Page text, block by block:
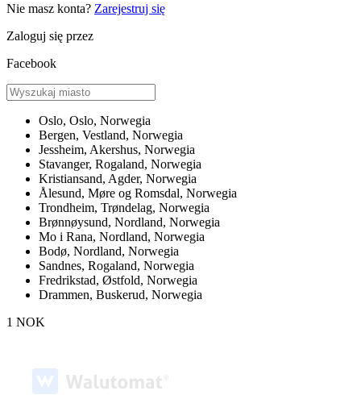
Nie masz konta? Zarejestruj się
Zaloguj się przez
Facebook
Oslo, Oslo, Norwegia
Bergen, Vestland, Norwegia
Jessheim, Akershus, Norwegia
Stavanger, Rogaland, Norwegia
Kristiansand, Agder, Norwegia
Ålesund, Møre og Romsdal, Norwegia
Trondheim, Trøndelag, Norwegia
Brønnøysund, Nordland, Norwegia
Mo i Rana, Nordland, Norwegia
Bodø, Nordland, Norwegia
Sandnes, Rogaland, Norwegia
Fredrikstad, Østfold, Norwegia
Drammen, Buskerud, Norwegia
1 NOK